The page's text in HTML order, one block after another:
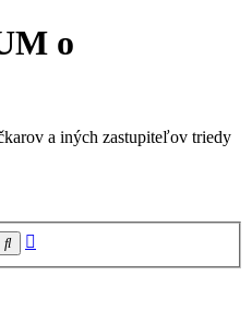
o
a iných zastupiteľov triedy
Hľadať